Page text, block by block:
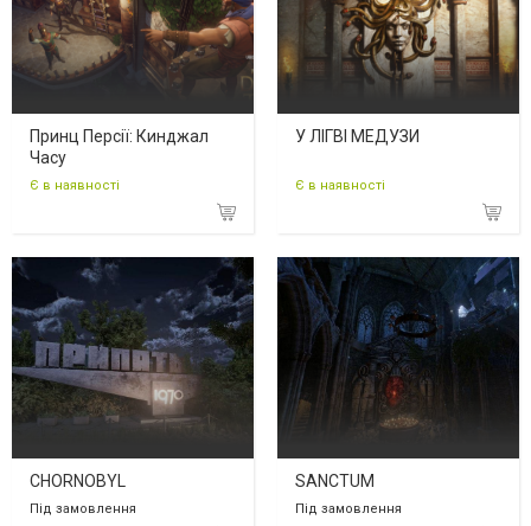
Принц Персії: Кинджал
Часу
Є в наявності
У ЛІГВІ МЕДУЗИ
Є в наявності
CHORNOBYL
Під замовлення
SANCTUM
Під замовлення